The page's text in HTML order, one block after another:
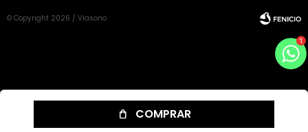
COMPRAR
© Copyright 2026 / Viasono